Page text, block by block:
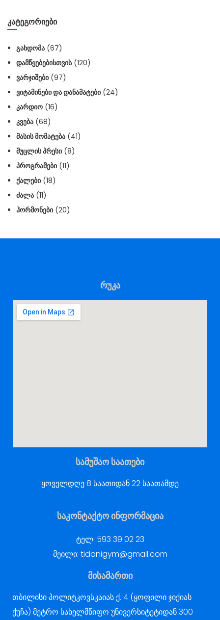
ᲙᲐᲢᲔᲒᲝᲠᲘᲔᲑᲘ
ᲒᲐᲮᲓᲝᲛᲐ (67)
ᲓᲐᲛᲬᲧᲔᲑᲔᲑᲘᲡᲗᲕᲘᲡ(120)
ᲕᲐᲠᲯᲘᲨᲔᲑᲘ (97)
ᲕᲘᲢᲐᲛᲘᲜᲔᲑᲘ ᲓᲐ ᲓᲐᲜᲐᲛᲐᲢᲔᲑᲘ (24)
ᲙᲐᲠᲓᲘᲝ (16)
ᲙᲕᲔᲑᲐ (68)
ᲛᲐᲡᲘᲡ ᲛᲝᲛᲐᲢᲔᲑᲐ (41)
ᲛᲣᲪᲚᲘᲡ ᲞᲠᲔᲡᲘ (8)
ᲞᲠᲝᲒᲠᲐᲛᲔᲑᲘ (11)
ᲥᲐᲚᲔᲑᲘ (18)
ᲫᲐᲚᲐ (11)
ᲰᲝᲠᲛᲝᲜᲔᲑᲘ (20)
რუკა
სამუშაო საათები
ყოველდღე 8 საათიდან 22 საათამდე
საკონტაქტო ინფორმაცია
ტელ: 593 39 02 23
მეილი: tidanigym@gmail.com
მისამართი
თბილისი პოლიტკოვსკაიას ქ. 4 (ყოფილი ჯიქიას
ქუჩა) მეტრო სახელმწიფო უნივერსიტეტიდან 300